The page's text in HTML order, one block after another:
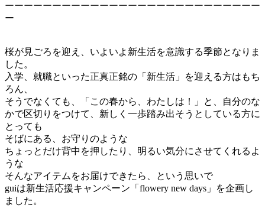
ーーーーーーーーーーーーーーーーーーーーーーーーーーー
ー
桜が見ごろを迎え、いよいよ新生活を意識する季節となりま
した。
入学、就職といった正真正銘の「新生活」を迎える方はもち
ろん、
そうでなくても、「この春から、わたしは！」と、自分のな
かで区切りをつけて、新しく一歩踏み出そうとしている方に
とっても
そばにある、お守りのような
ちょっとだけ背中を押したり、明るい気分にさせてくれるよ
うな
そんなアイテムをお届けできたら、という思いで
guiは新生活応援キャンペーン「flowery new days」を企画し
ました。